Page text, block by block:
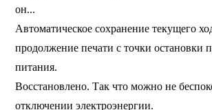
он...
Автоматическое сохранение текущего
продолжение печати с точки остановки
питания.
Восстановлено. Так что можно не
отключении электроэнергии.